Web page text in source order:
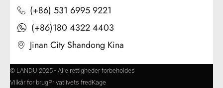
(+86) 531 6995 9221
(+86)180 4322 4403
Jinan City Shandong Kina
© LANDU 2025 - Alle rettigheder forbeholdes
Vilkår for brugPrivatlivets fredKage